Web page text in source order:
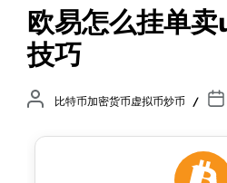
欧易怎么挂单
技巧
比特币加密货币虚拟币炒币